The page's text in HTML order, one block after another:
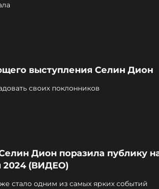
выступления Селин Дион
своих поклонников
Дион поразила публику
(ВИДЕО)
стало одним из самых ярких событий